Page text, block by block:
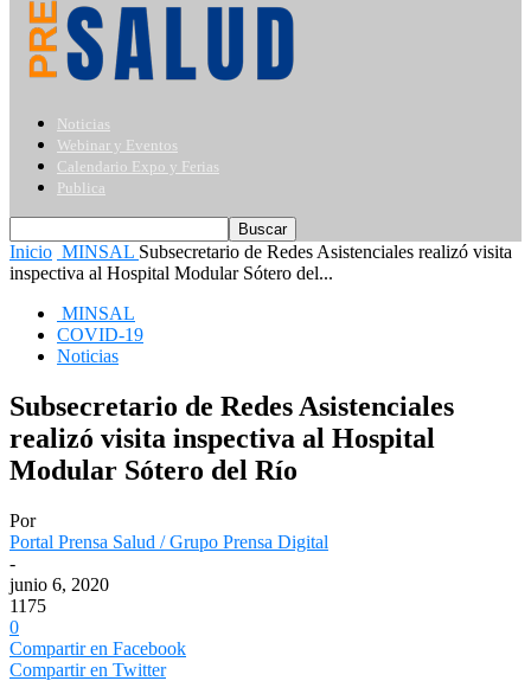
Noticias
Webinar y Eventos
Calendario Expo y Ferias
Publica
Inicio MINSAL Subsecretario de Redes Asistenciales realizó visita
inspectiva al Hospital Modular Sótero del...
MINSAL
COVID-19
Noticias
Subsecretario de Redes Asistenciales
realizó visita inspectiva al Hospital
Modular Sótero del Río
Por
Portal Prensa Salud / Grupo Prensa Digital
-
junio 6, 2020
1175
0
Compartir en Facebook
Compartir en Twitter